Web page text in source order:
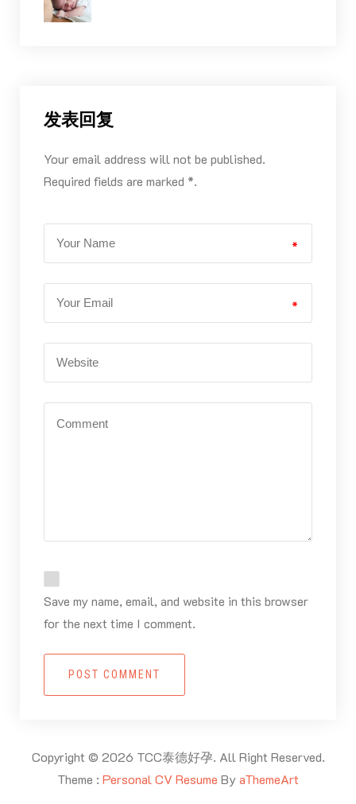
发表回复
Your email address will not be published.
Required fields are marked *.
*
*
Save my name, email, and website in this browser
for the next time I comment.
POST COMMENT
Copyright © 2026 TCC泰德好孕. All Right Reserved.
Theme : Personal CV Resume ByaThemeArt